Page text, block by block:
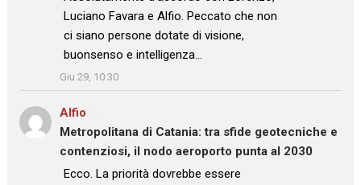
Luciano Favara e Alfio. Peccato che non
ci siano persone dotate di visione,
buonsenso e intelligenza…
”
Giu 29, 10:30
Alfio
Metropolitana di Catania: tra sfide geotecniche e
contenziosi, il nodo aeroporto punta al 2030
: “
Ecco. La priorità dovrebbe essere